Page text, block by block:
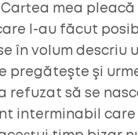
Cartea mea
l-au făcut
în volum descriu
pregăteşte şi
refuzat să se
interminabil